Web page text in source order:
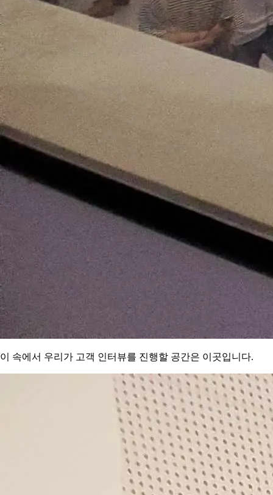
이 속에서 우리가 고객 인터뷰를 진행할 공간은 이곳입니다.